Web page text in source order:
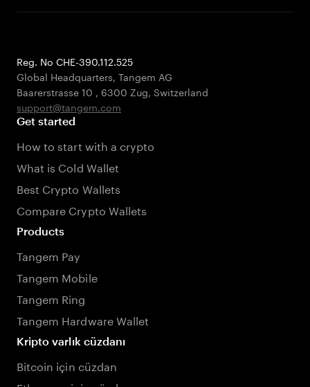
Reg. No CHE-390.112.525
Global Headquarters, Tangem AG
Baarerstrasse 10 , 6300 Zug, Switzerland
support@tangem.com
Get started
How to start with a crypto
What is Cold Wallet
Best Crypto Wallets
Compare Crypto Wallets
Products
Tangem Pay
Tangem Mobile
Tangem Ring
Tangem Hardware Wallet
Kripto varlık cüzdanı
Bitcoin için cüzdan